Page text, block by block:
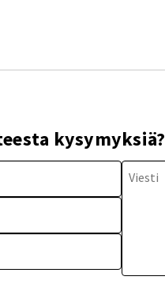
kysymyksiä?